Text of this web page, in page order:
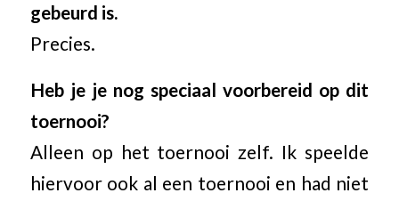
gebeurd is.
Precies.
Heb je je nog speciaal voorbereid op dit
toernooi?
Alleen op het toernooi zelf. Ik speelde
hiervoor ook al een toernooi en had niet